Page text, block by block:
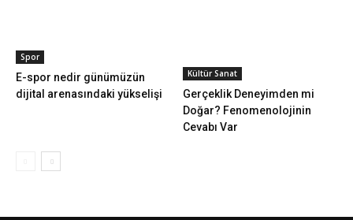
Spor
E-spor nedir günümüzün
dijital arenasındaki yükselişi
Kültür Sanat
Gerçeklik Deneyimden mi
Doğar? Fenomenolojinin
Cevabı Var